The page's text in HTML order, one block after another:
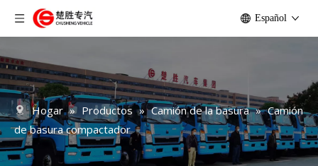
Español
Hogar » Productos » Camión de la basura » Camión
de basura compactador